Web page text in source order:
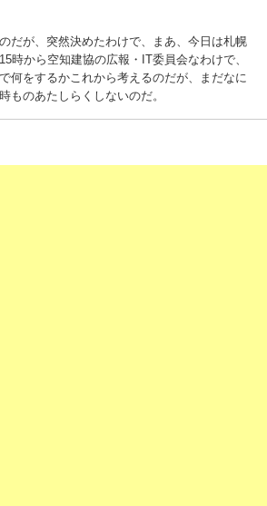
だが、突然決めたわけで、まあ、今日は札幌
時から空知建協の広報・IT委員会なわけで、
何をするかこれから考えるのだが、まだなに
ものあたしらくしないのだ。